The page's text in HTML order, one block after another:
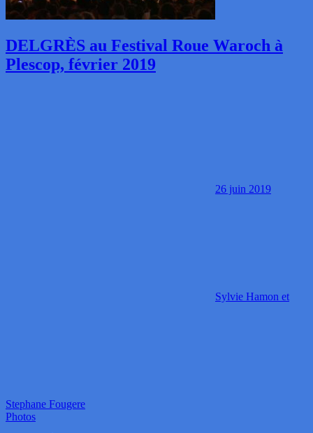
DELGRÈS au Festival Roue Waroch à
Plescop, février 2019
26 juin 2019
Sylvie Hamon et
Stephane Fougere
Photos